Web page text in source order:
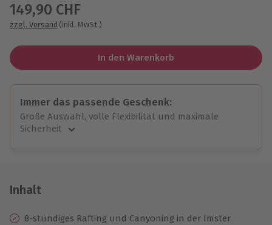
149,90 CHF
zzgl. Versand (inkl. MwSt.)
In den Warenkorb
Immer das passende Geschenk:
Große Auswahl, volle Flexibilität und maximale
Sicherheit
Jeder Gutschein für alle Erlebnisse einlösbar.
10 Jahre gültig & verlängerbar.
Inhalt
8-stündiges Rafting und Canyoning in der Imster